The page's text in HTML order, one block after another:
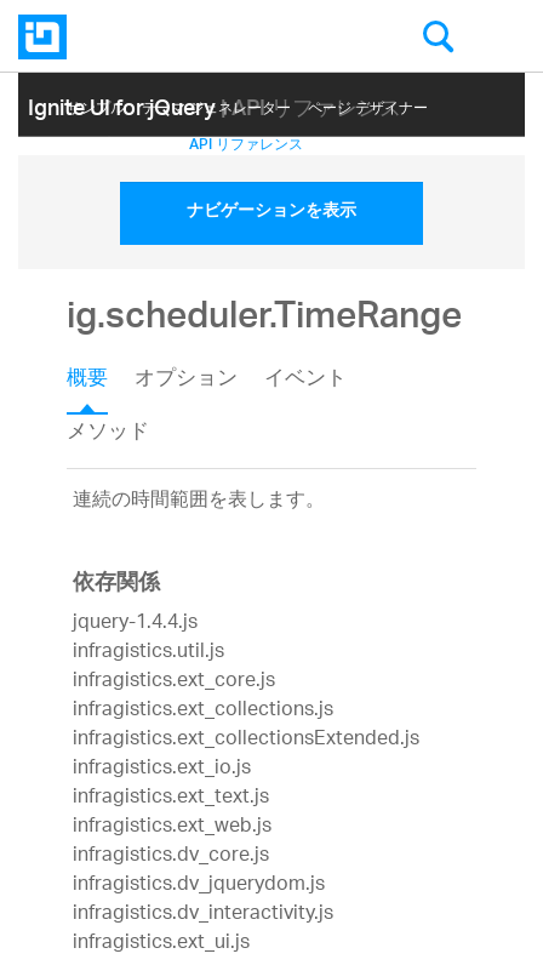
Ignite UI for jQuery| API リファレンス
サンプル テーマ ジェネレーター ページ デザイナー
ヘルプ トピック API リファレンス
ナビゲーションを表示
ig.scheduler.TimeRange
概要 オプション
イベント
メソッド
連続の時間範囲を表します。
依存関係
jquery-1.4.4.js
infragistics.util.js
infragistics.ext_core.js
infragistics.ext_collections.js
infragistics.ext_collectionsExtended.js
infragistics.ext_io.js
infragistics.ext_text.js
infragistics.ext_web.js
infragistics.dv_core.js
infragistics.dv_jquerydom.js
infragistics.dv_interactivity.js
infragistics.ext_ui.js